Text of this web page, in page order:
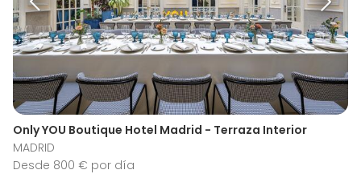
Only YOU Boutique Hotel Madrid - Terraza Interior
MADRID
Desde 800 € por día